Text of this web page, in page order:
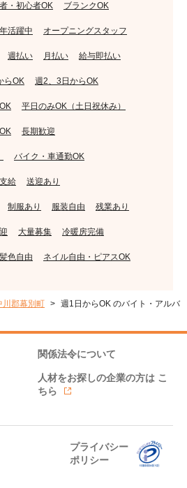
・初心者OK ブランクOK
活躍中 オープニングスタッフ
週払い 月払い 給与即払い
らOK 週2、3日からOK
平日のみOK（土日祝休み）
長期歓迎
バイク・車通勤OK
給 送迎あり
制服あり 服装自由 残業あり
大量募集 冷暖房完備
色自由 ネイル自由・ピアスOK
川郡幕別町
週1日からOK のバイト・アルバ
関係法令について
人材をお探しの企業の方は こ
ちら
プライバシー
ポリシー